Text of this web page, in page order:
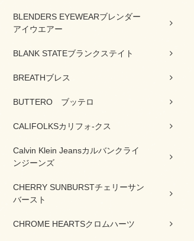
BLENDERS EYEWEARブレンダー
アイウエアー
BLANK STATEブランクステイト
BREATHブレス
BUTTERO ブッテロ
CALIFOLKSカリフォ-クス
Calvin Klein Jeansカルバンクライ
ンジーンズ
CHERRY SUNBURSTチェリーサン
バースト
CHROME HEARTSクロムハーツ